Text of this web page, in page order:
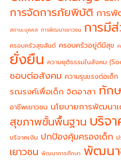
การจัดการภัยพิบัติ การพั
สถานะบุคคล การพัฒนาเยาวชน การมี
ครอบครัวสุขสันต์ ครอบครัวอยู่ดีมีสุข
ยั่งยืน ความยุติธรรมในสังคม
ชอบต่อสังคม ความรุนแรงต่อเด็ก
รณรงค์เพื่อเด็ก จิตอาสา ทัก
อาชีพเยาวชน นโยบายการพัฒนา
สุขภาพขั้นพื้นฐาน บริจ
บริจาคเงิน ปกป้องคุ้มครองเด็ก
เยาวชน พัฒนาการศึกษา พัฒน